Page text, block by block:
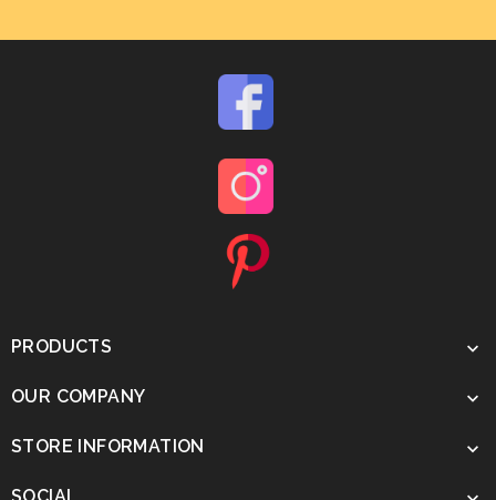
PRODUCTS 
OUR COMPANY 
STORE INFORMATION 
SOCIAL